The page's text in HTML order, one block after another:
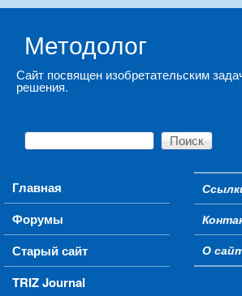
Методолог
Сайт посвящен изобретательским
решения.
Форма поиска
Поиск
Main menu
Главная
Форумы
Старый сайт
TRIZ Journal
О